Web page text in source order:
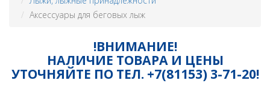
Аксессуары для беговых лыж
!ВНИМАНИЕ!
НАЛИЧИЕ ТОВАРА И ЦЕНЫ
УТОЧНЯЙТЕ ПО ТЕЛ. +7(81153) 3-71-20!